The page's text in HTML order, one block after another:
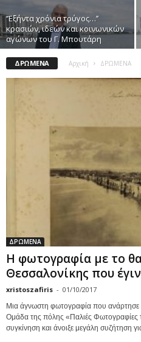
‘’Εξήντα χρόνια τρύγος…’’
κρασιών, ιδεών και κοινωνικών
αγώνων του Γ. Μπουτάρη
ΔΡΩΜΕΝΑ Αρχική ΔΡΩΜΕΝΑ
ΔΡΩΜΕΝΑ
Η φωτογραφία με το
Θεσσαλονίκης που
xristoszafiris - 01/10/2017
Μια άγνωστη φωτογραφία που ανάρτησε
Ομάδα της πόλης «Παλιές Φωτογραφίες
συγκίνηση και άνοιξε μεγάλη συζήτηση